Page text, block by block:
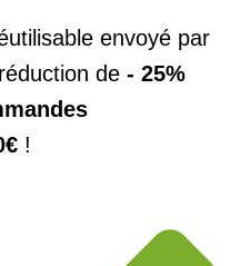
envoyé par
de - 25%
!